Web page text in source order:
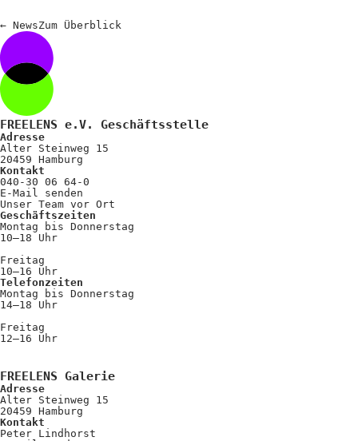
← NewsZum Überblick
FREELENS e.V. Geschäftsstelle
Adresse
Alter Steinweg 15
20459 Hamburg
Kontakt
040-30 06 64-0
E-Mail senden
Unser Team vor Ort
Geschäftszeiten
Montag bis Donnerstag
10–18 Uhr
Freitag
10–16 Uhr
Telefonzeiten
Montag bis Donnerstag
14–18 Uhr
Freitag
12–16 Uhr
FREELENS Galerie
Adresse
Alter Steinweg 15
20459 Hamburg
Kontakt
Peter Lindhorst